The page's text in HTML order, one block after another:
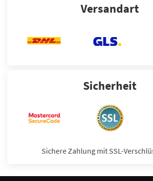
Versandart
Sicherheit
Sichere Zahlung mit SSL-